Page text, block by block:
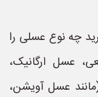
چه نوع عسلی را
عسل ارگانیک،
عسل آویشن،